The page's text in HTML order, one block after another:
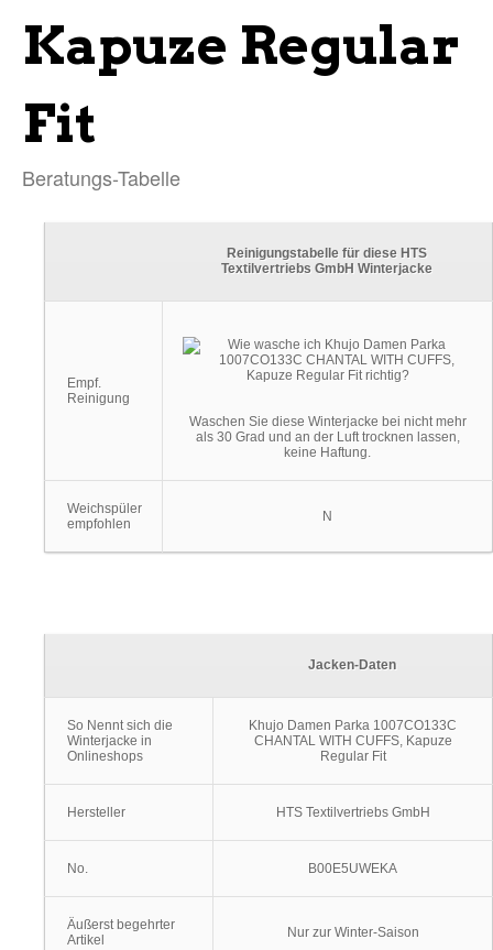
Kapuze Regular
Fit
Beratungs-Tabelle
Reinigungstabelle für diese HTS
Textilvertriebs GmbH Winterjacke
Empf.
Reinigung
Waschen Sie diese Winterjacke bei nicht mehr
als 30 Grad und an der Luft trocknen lassen,
keine Haftung.
Weichspüler
empfohlen
N
Jacken-Daten
So Nennt sich die
Winterjacke in
Onlineshops
Khujo Damen Parka 1007CO133C
CHANTAL WITH CUFFS, Kapuze
Regular Fit
Hersteller HTS Textilvertriebs GmbH
No. B00E5UWEKA
Äußerst begehrter
Artikel
Nur zur Winter-Saison